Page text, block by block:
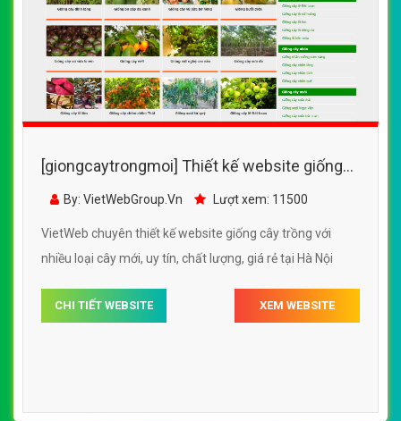
[giongcaytrongmoi] Thiết kế website giống
cây trồng với nhiều loại cây mới
By: VietWebGroup.Vn Lượt xem: 11500
VietWeb chuyên thiết kế website giống cây trồng với
nhiều loại cây mới, uy tín, chất lượng, giá rẻ tại Hà Nội
CHI TIẾT WEBSITE XEM WEBSITE